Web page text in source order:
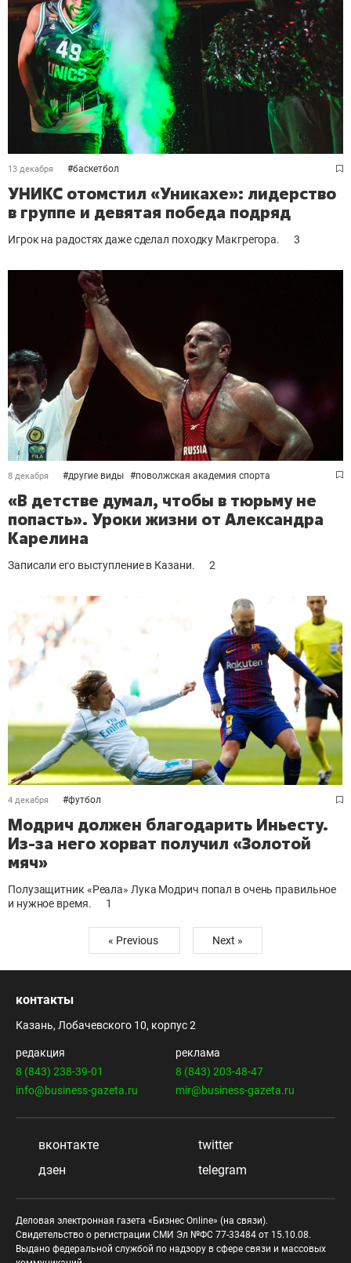
13 декабря #баскетбол
УНИКС отомстил «Уникахе»: лидерство
в группе и девятая победа подряд
Игрок на радостях даже сделал походку Макгрегора. 3
8 декабря #другие виды #поволжская академия спорта
«В детстве думал, чтобы в тюрьму не
попасть». Уроки жизни от Александра
Карелина
Записали его выступление в Казани. 2
4 декабря #футбол
Модрич должен благодарить Иньесту.
Из-за него хорват получил «Золотой
мяч»
Полузащитник «Реала» Лука Модрич попал в очень правильное
и нужное время.
1
« Previous Next »
контакты
Казань, Лобачевского 10, корпус 2
редакция
8 (843) 238-39-01
info@business-gazeta.ru
реклама
8 (843) 203-48-47
mir@business-gazeta.ru
вконтакте
twitter
дзен
telegram
Деловая электронная газета «Бизнес Online» (на связи).
Свидетельство о регистрации СМИ Эл №ФС 77-33484 от 15.10.08.
Выдано федеральной службой по надзору в сфере связи и массовых